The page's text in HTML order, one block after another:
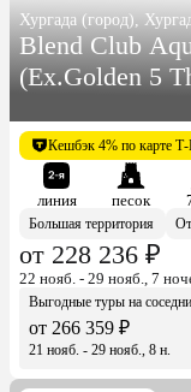
Хургада (город),
Blend Club
(Ex.Golden 5
Кешбэк 4% по карте Т-
линия песок
Большая территория
от 228 236 ₽
22 нояб. - 29 нояб., 7
Выгодные туры на
от 266 359 ₽
21 нояб. - 29 нояб., 8 н.